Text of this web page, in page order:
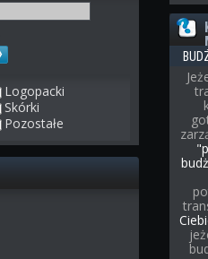
Logopacki
Skórki
Pozostałe